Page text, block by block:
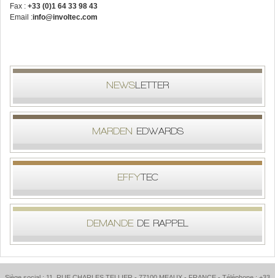
Fax : +33 (0)1 64 33 98 43
Email :info@involtec.com
NEWSLETTER
MARDEN EDWARDS
EFFYTEC
DEMANDEDE RAPPEL